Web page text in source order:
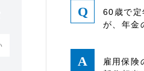
60歳で定
が、年金
雇用保険